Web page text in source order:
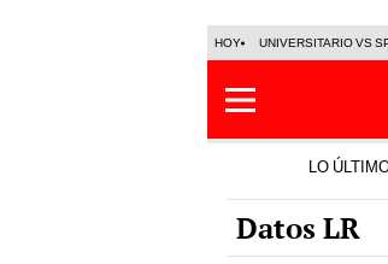
HOY UNIVERSITARIO VS
LO
Datos LR